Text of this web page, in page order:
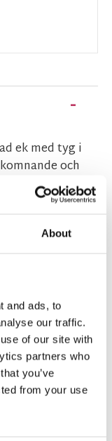
About
and ads, to
our traffic.
of our site with
partners who
you’ve
from your use
ek med tyg i
och
dina saker
utseende
helt
av den
trädetaljer